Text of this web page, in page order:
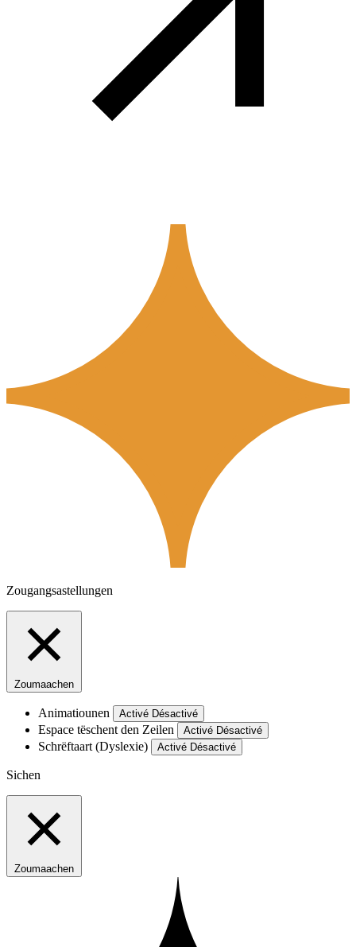
Zougangsastellungen
Zoumaachen
Animatiounen Activé Désactivé
Espace tëschent den Zeilen Activé Désactivé
Schrëftaart (Dyslexie) Activé Désactivé
Sichen
Zoumaachen